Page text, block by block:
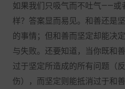
如果我们只吸气而不吐气——或
样？答案显而易见。和善还是
的事情；但和善而坚定却能决
与失败。还要知道，当你既和
过于坚定所造成的所有问题（
伤），而坚定则能抵消过于和